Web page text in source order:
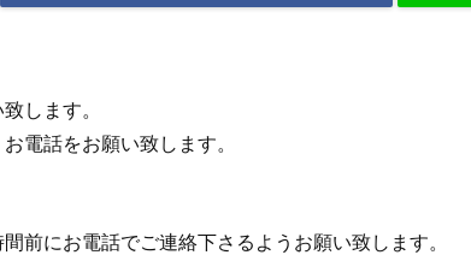
します。
電話をお願い致します。
前にお電話でご連絡下さるようお願い致します。